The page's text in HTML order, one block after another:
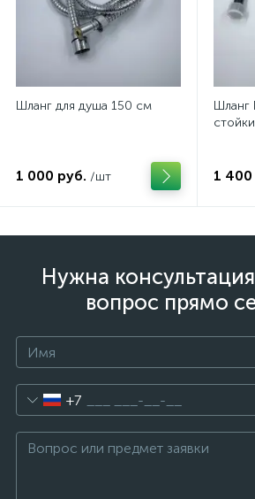
Шланг для душа 150 см
1 000 руб. /шт
Шланг
1 400
Нужна
вопрос прямо
+7